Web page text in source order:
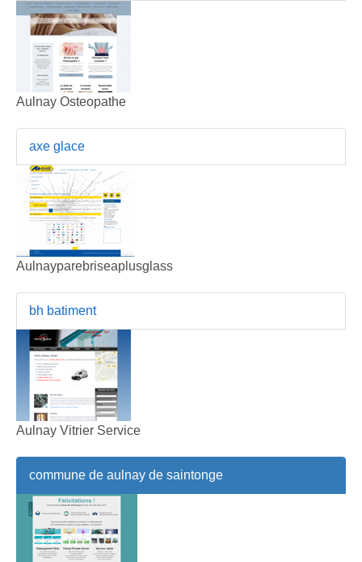
Aulnay Osteopathe
axe glace
Aulnayparebriseaplusglass
bh batiment
Aulnay Vitrier Service
commune de aulnay de saintonge